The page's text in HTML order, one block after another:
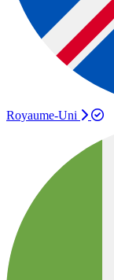
Royaume-Uni